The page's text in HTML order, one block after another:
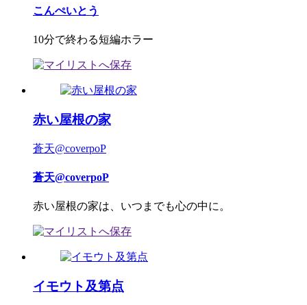
こんぺいとう
10分で終わる短編ホラー
赤い屋根の家
蒼天@coverpoP
蒼天@coverpoP
赤い屋根の家は、いつまでも心の中に。
イモウト及第点